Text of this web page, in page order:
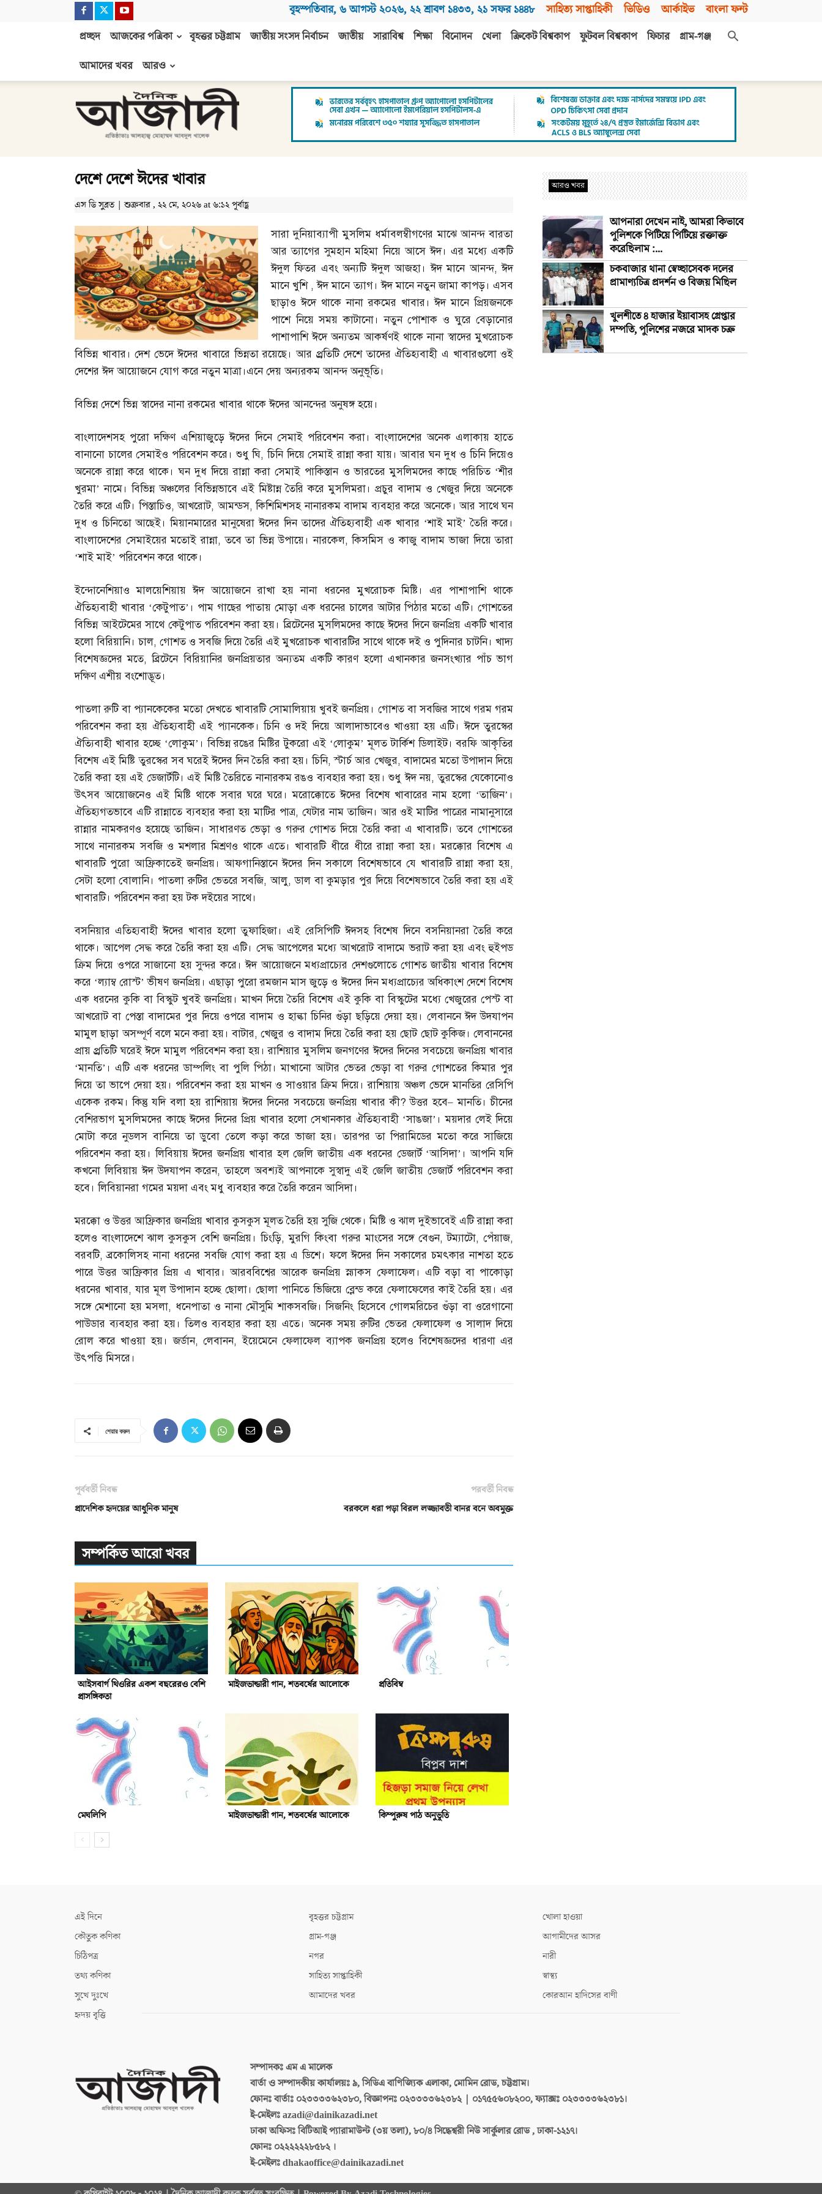
বৃহস্পতিবার, ৬ আগস্ট ২০২৬, ২২ শ্রাবণ ১৪৩৩, ২১ সফর ১৪৪৮ সাহিত্য সাপ্তাহিকী ভিডিও আর্কাইভ বাংলা ফন্ট
প্রচ্ছদ আজকের পত্রিকা বৃহত্তর চট্টগ্রাম জাতীয় সংসদ নির্বাচন জাতীয় সারাবিশ্ব শিক্ষা বিনোদন খেলা ক্রিকেট বিশ্বকাপ ফুটবল বিশ্বকাপ ফিচার
গ্রাম-গঞ্জ
আমাদের খবর
আরও
আজাদী
দেশে দেশে ঈদের খাবার
এস ডি সুব্রত | শুক্রবার , ২২ মে, ২০২৬ at ৬:১২ পূর্বাহ্ণ
সারা দুনিয়াব্যাপী মুসলিম ধর্মাবলম্বীগণের মাঝে আনন্দ বারতা
আর ত্যাগের সুমহান মহিমা নিয়ে আসে ঈদ। এর মধ্যে একটি
ঈদুল ফিতর এবং অন্যটি ঈদুল আজহা। ঈদ মানে আনন্দ,ঈদ
মানে খুশি ,ঈদ মানে ত্যাগ। ঈদ মানে নতুন জামা কাপড়। এসব
ছাড়াও ঈদে থাকে নানা রকমের খাবার। ঈদ মানে প্রিয়জনকে
পাশে নিয়ে সময় কাটানো। নতুন পোশাক ও ঘুরে বেড়ানোর
পাশাপাশি ঈদে অন্যতম আকর্ষণই থাকে নানা স্বাদের মুখরোচক
বিভিন্ন খাবার। দেশ ভেদে ঈদের খাবারে ভিন্নতা রয়েছে। আর প্র্রতিটি দেশে তাদের ঐতিহ্যবাহী এ খাবারগুলো ওই
দেশের ঈদ আয়োজনে যোগ করে নতুন মাত্রা।এনে দেয় অন্যরকম আনন্দ অনুভূতি।
বিভিন্ন দেশে ভিন্ন স্বাদের নানা রকমের খাবার থাকে ঈদের আনন্দের অনুষঙ্গ হয়ে।
বাংলাদেশসহ পুরো দক্ষিণ এশিয়াজুড়ে ঈদের দিনে সেমাই পরিবেশন করা। বাংলাদেশের অনেক এলাকায় হাতে
বানানো চালের সেমাইও পরিবেশন করে। শুধু ঘি,চিনি দিয়ে সেমাই রান্না করা যায়। আবার ঘন দুধ ও চিনি দিয়েও
অনেকে রান্না করে থাকে। ঘন দুধ দিয়ে রান্না করা সেমাই পাকিস্তান ও ভারতের মুসলিমদের কাছে পরিচিত ‘শীর
খুরমা’ নামে। বিভিন্ন অঞ্চলের বিভিন্নভাবে এই মিষ্টান্ন তৈরি করে মুসলিমরা। প্রচুর বাদাম ও খেজুর দিয়ে অনেকে
তৈরি করে এটি। পিস্তাচিও,আখরোট,আমন্ডস,কিশিমিশসহ নানারকম বাদাম ব্যবহার করে অনেকে। আর সাথে ঘন
দুধ ও চিনিতো আছেই। মিয়ানমারের মানুষেরা ঈদের দিন তাদের ঐতিহ্যবাহী এক খাবার ‘শাই মাই’ তৈরি করে।
বাংলাদেশের সেমাইয়ের মতোই রান্না,তবে তা ভিন্ন উপায়ে। নারকেল,কিসমিস ও কাজু বাদাম ভাজা দিয়ে তারা
‘শাই মাই’ পরিবেশন করে থাকে।
ইন্দোনেশিয়াও মালয়েশিয়ায় ঈদ আয়োজনে রাখা হয় নানা ধরনের মুখরোচক মিষ্টি। এর পাশাপাশি থাকে
ঐতিহ্যবাহী খাবার ‘কেটুপাত’। পাম গাছের পাতায় মোড়া এক ধরনের চালের আটার পিঠার মতো এটি। গোশতের
বিভিন্ন আইটেমের সাথে কেটুপাত পরিবেশন করা হয়। ব্রিটেনের মুসলিমদের কাছে ঈদের দিনে জনপ্রিয় একটি খাবার
হলো বিরিয়ানি। চাল,গোশত ও সবজি দিয়ে তৈরি এই মুখরোচক খাবারটির সাথে থাকে দই ও পুদিনার চাটনি। খাদ্য
বিশেষজ্ঞদের মতে,ব্রিটেনে বিরিয়ানির জনপ্রিয়তার অন্যতম একটি কারণ হলো এখানকার জনসংখ্যার পাঁচ ভাগ
দক্ষিণ এশীয় বংশোদ্ভূত।
পাতলা রুটি বা প্যানকেকের মতো দেখতে খাবারটি সোমালিয়ায় খুবই জনপ্রিয়। গোশত বা সবজির সাথে গরম গরম
পরিবেশন করা হয় ঐতিহ্যবাহী এই প্যানকেক। চিনি ও দই দিয়ে আলাদাভাবেও খাওয়া হয় এটি। ঈদে তুরস্কের
ঐত্যিবাহী খাবার হচ্ছে ‘লোকুম’। বিভিন্ন রঙের মিষ্টির টুকরো এই ‘লোকুম’ মূলত টার্কিশ ডিলাইট। বরফি আকৃতির
বিশেষ এই মিষ্টি তুরস্কের সব ঘরেই ঈদের দিন তৈরি করা হয়। চিনি,স্টার্চ আর খেজুর,বাদামের মতো উপাদান দিয়ে
তৈরি করা হয় এই ডেজার্টটি। এই মিষ্টি তৈরিতে নানারকম রঙও ব্যবহার করা হয়। শুধু ঈদ নয়,তুরস্কের যেকোনোও
উৎসব আয়োজনেও এই মিষ্টি থাকে সবার ঘরে ঘরে। মরোক্কোতে ঈদের বিশেষ খাবারের নাম হলো ‘তাজিন’।
ঐতিহ্যগতভাবে এটি রান্নাতে ব্যবহার করা হয় মাটির পাত্র, যেটার নাম তাজিন। আর ওই মাটির পাত্রের নামানুসারে
রান্নার নামকরণও হয়েছে তাজিন। সাধারণত ভেড়া ও গরুর গোশত দিয়ে তৈরি করা এ খাবারটি। তবে গোশতের
সাথে নানারকম সবজি ও মশলার মিশ্রণও থাকে এতে। খাবারটি ধীরে ধীরে রান্না করা হয়। মরক্কোর বিশেষ এ
খাবারটি পুরো আফ্রিকাতেই জনপ্রিয়। আফগানিস্তানে ঈদের দিন সকালে বিশেষভাবে যে খাবারটি রান্না করা হয়,
সেটা হলো বোলানি। পাতলা রুটির ভেতরে সবজি,আলু,ডাল বা কুমড়ার পুর দিয়ে বিশেষভাবে তৈরি করা হয় এই
খাবারটি। পরিবেশন করা হয় টক দইয়ের সাথে।
বসনিয়ার এতিহ্যবাহী ঈদের খাবার হলো তুফাহিজা। এই রেসিপিটি ঈদসহ বিশেষ দিনে বসনিয়ানরা তৈরি করে
থাকে। আপেল সেদ্ধ করে তৈরি করা হয় এটি। সেদ্ধ আপেলের মধ্যে আখরোট বাদামে ভরাট করা হয় এবং হুইপড
ক্রিম দিয়ে ওপরে সাজানো হয় সুন্দর করে। ঈদ আয়োজনে মধ্যপ্রাচ্যের দেশগুলোতে গোশত জাতীয় খাবার বিশেষ
করে ‘ল্যাম্ব রোস্ট’ ভীষণ জনপ্রিয়। এছাড়া পুরো রমজান মাস জুড়ে ও ঈদের দিন মধ্যপ্রাচ্যের অধিকাংশ দেশে বিশেষ
এক ধরনের কুকি বা বিস্কুট খুবই জনপ্রিয়। মাখন দিয়ে তৈরি বিশেষ এই কুকি বা বিস্কুটের মধ্যে খেজুরের পেস্ট বা
আখরোট বা পেস্তা বাদামের পুর দিয়ে ওপরে বাদাম ও হাল্কা চিনির গুঁড়া ছড়িয়ে দেয়া হয়। লেবাননে ঈদ উদযাপন
মামুল ছাড়া অসম্পূর্ণ বলে মনে করা হয়। বাটার,খেজুর ও বাদাম দিয়ে তৈরি করা হয় ছোট ছোট কুকিজ। লেবাননের
প্রায় প্র্রতিটি ঘরেই ঈদে মামুল পরিবেশন করা হয়। রাশিয়ার মুসলিম জনগণের ঈদের দিনের সবচেয়ে জনপ্রিয় খাবার
‘মানতি’। এটি এক ধরনের ডাম্পলিং বা পুলি পিঠা। মাখানো আটার ভেতর ভেড়া বা গরুর গোশতের কিমার পুর
দিয়ে তা ভাপে দেয়া হয়। পরিবেশন করা হয় মাখন ও সাওয়ার ক্রিম দিয়ে। রাশিয়ায় অঞ্চল ভেদে মানতির রেসিপি
একেক রকম। কিন্তু যদি বলা হয় রাশিয়ায় ঈদের দিনের সবচেয়ে জনপ্রিয় খাবার কী?উত্তর হবে–মানতি। চীনের
বেশিরভাগ মুসলিমদের কাছে ঈদের দিনের প্রিয় খাবার হলো সেখানকার ঐতিহ্যবাহী ‘সাঙজা’। ময়দার লেই দিয়ে
মোটা করে নুডলস বানিয়ে তা ডুবো তেলে কড়া করে ভাজা হয়। তারপর তা পিরামিডের মতো করে সাজিয়ে
পরিবেশন করা হয়। লিবিয়ায় ঈদের জনপ্রিয় খাবার হল জেলি জাতীয় এক ধরনের ডেজার্ট ‘আসিদা’। আপনি যদি
কখনো লিবিয়ায় ঈদ উদযাপন করেন,তাহলে অবশ্যই আপনাকে সুস্বাদু এই জেলি জাতীয় ডেজার্ট পরিবেশন করা
হবে। লিবিয়ানরা গমের ময়দা এবং মধু ব্যবহার করে তৈরি করেন আসিদা।
মরক্কো ও উত্তর আফ্রিকার জনপ্রিয় খাবার কুসকুস মূলত তৈরি হয় সুজি থেকে। মিষ্টি ও ঝাল দুইভাবেই এটি রান্না করা
হলেও বাংলাদেশে ঝাল কুসকুস বেশি জনপ্রিয়। চিংড়ি,মুরগি কিংবা গরুর মাংসের সঙ্গে বেগুন,টম্যাটো,পেঁয়াজ,
বরবটি,ব্রকোলিসহ নানা ধরনের সবজি যোগ করা হয় এ ডিশে। ফলে ঈদের দিন সকালের চমৎকার নাশতা হতে
পারে উত্তর আফ্রিকার প্রিয় এ খাবার। আরববিশ্বের আরেক জনপ্রিয় স্ন্যাকস ফেলাফেল। এটি বড়া বা পাকোড়া
ধরনের খাবার,যার মূল উপাদান হচ্ছে ছোলা। ছোলা পানিতে ভিজিয়ে ব্লেন্ড করে ফেলাফেলের কাই তৈরি হয়। এর
সঙ্গে মেশানো হয় মসলা, ধনেপাতা ও নানা মৌসুমি শাকসবজি। সিজনিং হিসেবে গোলমরিচের গুঁড়া বা ওরেগানো
পাউডার ব্যবহার করা হয়। তিলও ব্যবহার করা হয় এতে। অনেক সময় রুটির ভেতর ফেলাফেল ও সালাদ দিয়ে
রোল করে খাওয়া হয়। জর্ডান,লেবানন,ইয়েমেনে ফেলাফেল ব্যাপক জনপ্রিয় হলেও বিশেষজ্ঞদের ধারণা এর
উৎপত্তি মিসরে।
শেয়ার করুন
পূর্ববর্তী নিবন্ধ
প্রাদেশিক হৃদয়ের আধুনিক মানুষ
পরবর্তী নিবন্ধ
বরকলে ধরা পড়া বিরল লজ্জাবতী বানর বনে অবমুক্ত
সম্পর্কিত আরো খবর
আইসবার্গ থিওরির একশ বছরেরও বেশি
প্রাসঙ্গিকতা
মাইজভান্ডারী গান, শতবর্ষের আলোকে প্রতিবিম্ব
মেঘলিপি মাইজভান্ডারী গান, শতবর্ষের আলোকে কিম্পুরুষ পাঠ অনুভূতি
আরও খবর
আপনারা দেখেন নাই, আমরা কিভাবে
পুলিশকে পিটিয়ে পিটিয়ে রক্তাক্ত
করেছিলাম :...
চকবাজার থানা স্বেচ্ছাসেবক দলের
প্রামাণ্যচিত্র প্রদর্শন ও বিজয় মিছিল
খুলশীতে ৪ হাজার ইয়াবাসহ গ্রেপ্তার
দম্পতি, পুলিশের নজরে মাদক চক্র
এই দিনে
কৌতুক কণিকা
চিঠিপত্র
তথ্য কণিকা
সুখে দুঃখে
হৃদয় বৃত্তি
বৃহত্তর চট্টগ্রাম
গ্রাম-গঞ্জ
নগর
সাহিত্য সাপ্তাহিকী
আমাদের খবর
খোলা হাওয়া
আগামীদের আসর
নারী
স্বাস্থ্য
কোরআন হাদিসের বাণী
সম্পাদকঃএম এ মালেক
বার্তা ও সম্পাদকীয় কার্যালয়ঃ৯, সিডিএ বাণিজ্যিক এলাকা, মোমিন রোড, চট্টগ্রাম।
ফোনঃ বার্তাঃ ০২৩৩৩৩৬২৩৮০, বিজ্ঞাপনঃ ০২৩৩৩৩৬২৩৮২ | ০১৭৫৫৬০৮২০০, ফ্যাক্সঃ ০২৩৩৩৩৬২৩৮১।
ই-মেইলঃazadi@dainikazadi.net
ঢাকা অফিসঃবিটিআই প্যারামাউন্ট (৩য় তলা), ৮০/৪ সিদ্ধেশ্বরী নিউ সার্কুলার রোড , ঢাকা-১২১৭।
ফোনঃ ০২২২২২২৮৫৮২ ।
ই-মেইলঃdhakaoffice@dainikazadi.net